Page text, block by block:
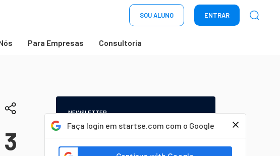
SOU ALUNO ENTRAR
Para Empresas Consultoria
Faça login em startse.com com o Google
NEWSLETTER
Start Seu dia:
A Newsletter do AGORA!